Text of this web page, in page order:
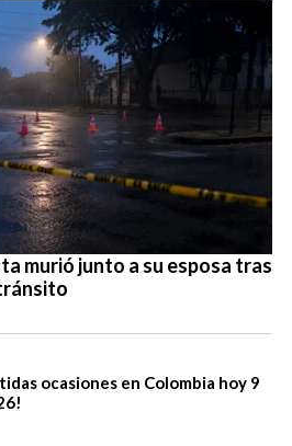
murió junto a su esposa tras
ocasiones en Colombia hoy 9